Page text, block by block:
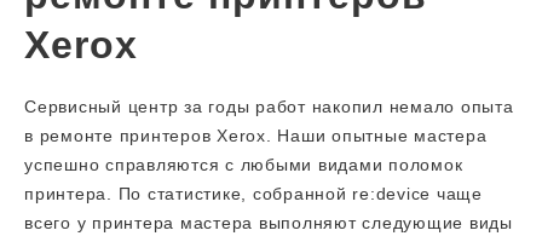
Xerox
Сервисный центр за годы работ накопил немало опыта
в ремонте принтеров Xerox. Наши опытные мастера
успешно справляются с любыми видами поломок
принтера. По статистике, собранной re:device чаще
всего у принтера мастера выполняют следующие виды